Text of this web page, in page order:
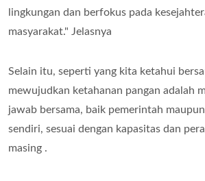
lingkungan dan berfokus pada
masyarakat." Jelasnya
Selain itu, seperti yang kita ketahui
mewujudkan ketahanan pangan adalah
jawab bersama, baik pemerintah
sendiri, sesuai dengan kapasitas dan
masing .